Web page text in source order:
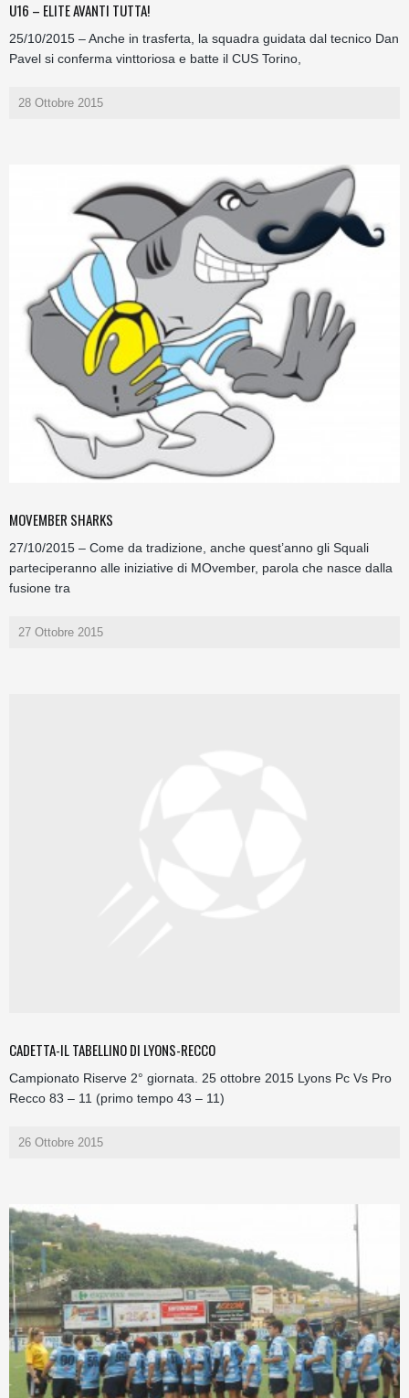
U16 – ELITE AVANTI TUTTA!
25/10/2015 – Anche in trasferta, la squadra guidata dal tecnico Dan
Pavel si conferma vinttoriosa e batte il CUS Torino,
28 Ottobre 2015
MOVEMBER SHARKS
27/10/2015 – Come da tradizione, anche quest’anno gli Squali
parteciperanno alle iniziative di MOvember, parola che nasce dalla
fusione tra
27 Ottobre 2015
CADETTA-IL TABELLINO DI LYONS-RECCO
Campionato Riserve 2° giornata. 25 ottobre 2015 Lyons Pc Vs Pro
Recco 83 – 11 (primo tempo 43 – 11)
26 Ottobre 2015